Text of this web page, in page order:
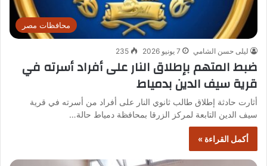
محافظات مصر
ليلى حسن الشامي 7 يونيو 2026 235
ضبط المتهم بإطلاق النار على أفراد أسرته في
قرية سيف الدين بدمياط
أثارت حادثة إطلاق طالب ثانوي النار على أفراد من أسرته في قرية
سيف الدين التابعة لمركز الزرقا بمحافظة دمياط حالة…
أكمل القراءة »